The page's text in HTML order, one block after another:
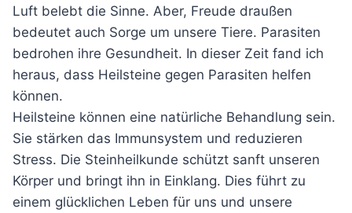
Luft belebt die Sinne. Aber, Freude draußen
bedeutet auch Sorge um unsere Tiere. Parasiten
bedrohen ihre Gesundheit. In dieser Zeit fand ich
heraus, dass Heilsteine gegen Parasiten helfen
können.
Heilsteine können eine natürliche Behandlung sein.
Sie stärken das Immunsystem und reduzieren
Stress. Die Steinheilkunde schützt sanft unseren
Körper und bringt ihn in Einklang. Dies führt zu
einem glücklichen Leben für uns und unsere